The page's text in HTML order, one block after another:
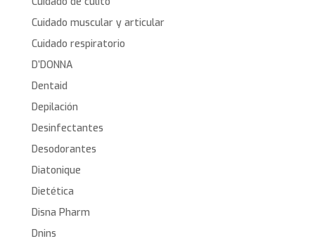
Cuidado muscular y articular
Cuidado respiratorio
D’DONNA
Dentaid
Depilación
Desinfectantes
Desodorantes
Diatonique
Dietética
Disna Pharm
Dnins